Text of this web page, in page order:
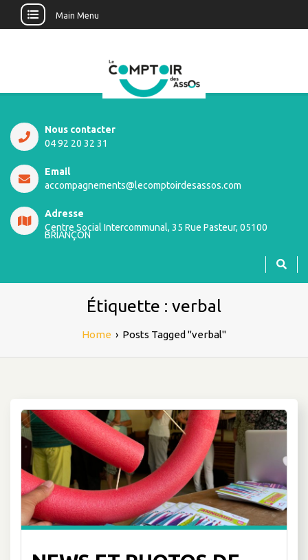
Main Menu
Nous contacter
04 92 20 32 31
Email
accompagnements@lecomptoirdesassos.com
Adresse
Centre Social Intercommunal, 35 Rue Pasteur, 05100
BRIANÇON
Étiquette : verbal
Home › Posts Tagged "verbal"